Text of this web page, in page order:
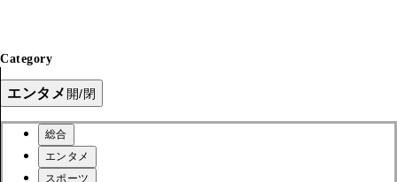
Category
エンタメ 開/閉
総合
エンタメ
スポーツ